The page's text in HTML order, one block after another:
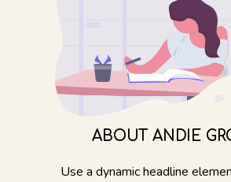
ABOUT ANDIE
Use a dynamic headline